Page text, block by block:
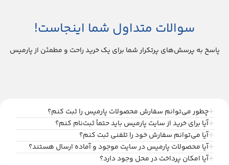
سوالات متداول شما اینجاست!
پاسخ به پرسش‌های پرتکرار شما برای یک خرید راحت و مطمئن از پارمیس
چطور می‌توانم سفارش محصولات پارمیس را ثبت کنم؟
آیا برای خرید از سایت پارمیس باید حتماً ثبت‌نام کنم؟
آیا می‌توانم سفارش خود را تلفنی ثبت کنم؟
آیا محصولات پارمیس در سایت موجود و آماده ارسال هستند؟
آیا امکان پرداخت در محل وجود دارد؟